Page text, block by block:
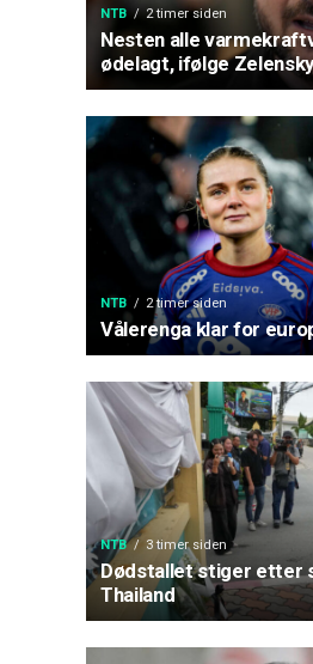
NTB 2 timer siden
Nesten alle
ødelagt, ifølge
NTB 2 timer siden
Vålerenga klar for
NTB 3 timer siden
Dødstallet stiger etter
Thailand